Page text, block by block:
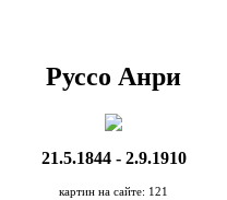
Руссо Анри
21.5.1844 - 2.9.1910
картин на сайте: 121